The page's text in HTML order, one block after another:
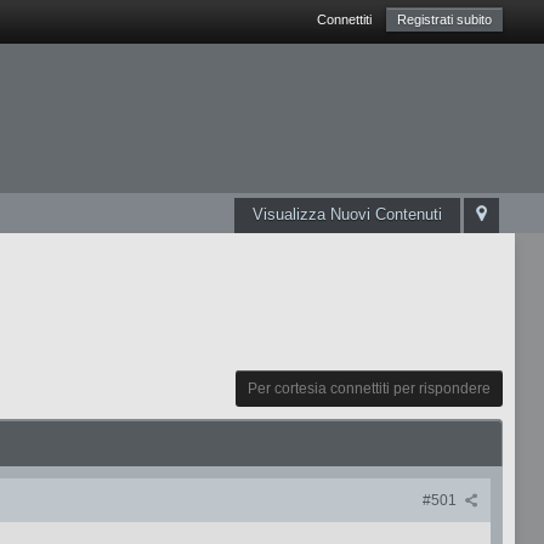
Connettiti Registrati subito
Visualizza Nuovi Contenuti
Per cortesia connettiti per rispondere
#501